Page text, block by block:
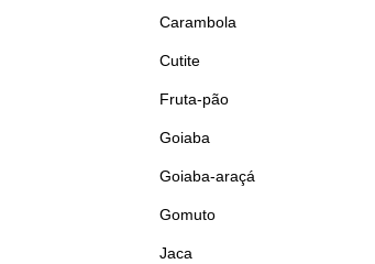
Carambola
Cutite
Fruta-pão
Goiaba
Goiaba-araçá
Gomuto
Jaca